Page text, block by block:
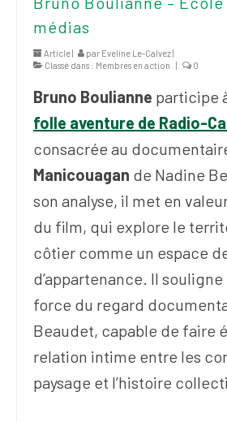
médias
Article | par Eveline Le-Calvez|
Classé dans : Membres en action | 0
Bruno Boulianne participe
folle aventure de Radio-
consacrée au
Manicouagan de Nadine
son analyse, il met en
du film, qui explore le
côtier comme un espace
d’appartenance. Il
force du regard
Beaudet, capable de faire
relation intime entre les
paysage et l’histoire